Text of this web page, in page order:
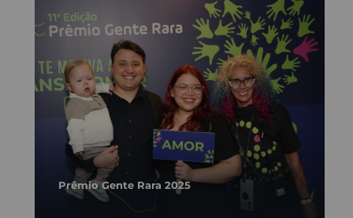
Prêmio Gente Rara 2025